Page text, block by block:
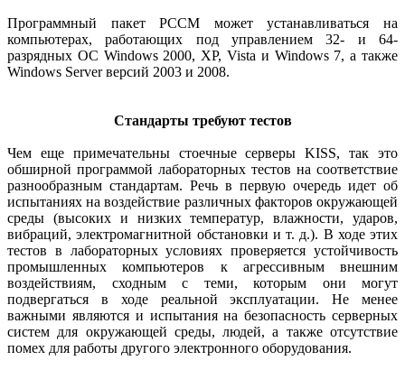
Программный пакет PCCM может устанавливаться на
компьютерах, работающих под управлением 32- и 64-
разрядных ОС Windows 2000, XP, Vista и Windows 7, а также
Windows Server версий 2003 и 2008.
Стандарты требуют тестов
Чем еще примечательны стоечные серверы KISS, так это
обширной программой лабораторных тестов на соответствие
разнообразным стандартам. Речь в первую очередь идет об
испытаниях на воздействие различных факторов окружающей
среды (высоких и низких температур, влажности, ударов,
вибраций, электромагнитной обстановки и т. д.). В ходе этих
тестов в лабораторных условиях проверяется устойчивость
промышленных компьютеров к агрессивным внешним
воздействиям, сходным с теми, которым они могут
подвергаться в ходе реальной эксплуатации. Не менее
важными являются и испытания на безопас­ность серверных
систем для окружающей среды, людей, а также отсутствие
помех для работы другого электронного оборудования.